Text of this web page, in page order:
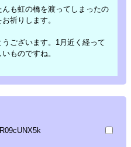
も虹の橋を渡ってしまったの
祈りします。
ございます。1月近く経って
ものですね。